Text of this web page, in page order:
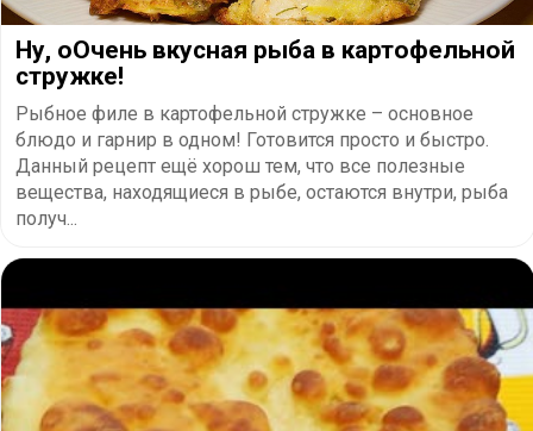
Ну, оОчень вкусная рыба в картофельной
стружке!
Рыбное филе в картофельной стружке – основное
блюдо и гарнир в одном! Готовится просто и быстро.
Данный рецепт ещё хорош тем, что все полезные
вещества, находящиеся в рыбе, остаются внутри, рыба
получ...